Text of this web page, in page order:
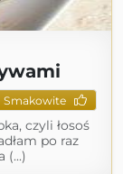
Smakowite
czyli łosoś
po raz
(...)